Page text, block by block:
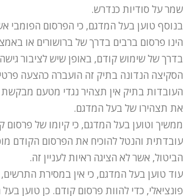
שמר על סודיות כנדרש.
בנוסף טוען בעל המדגם, כי הפרסום הפומבי
הינו פרסום ברבים בדרך של ברושורים או
בדרך של שימוש קודם, באופן שיש לציבור
הסקיצה הנדונה בתיק זה הועברה כהצעה
העובדות בתיק אין תצהיר נגדי מטעם
את תצהירו של בעל המדגם.
ממשיך וטוען בעל המדגם, כי קיומו של פרסום
עובדתית והנטל להוכיח את הפרסום הקודם
הביטול, אשר לא הציגה ראיות לעניין זה.
עוד טוען בעל המדגם, כי אין במסירת התרשים,
פונציאלי, כדי להוות פרסום קודם. כן טוען בעל